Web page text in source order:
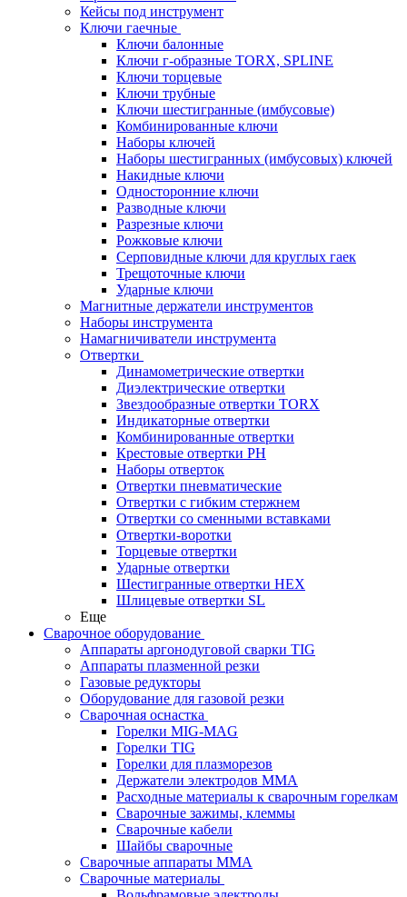
Кейсы под инструмент
Ключи гаечные
Ключи балонные
Ключи г-образные TORX, SPLINE
Ключи торцевые
Ключи трубные
Ключи шестигранные (имбусовые)
Комбинированные ключи
Наборы ключей
Наборы шестигранных (имбусовых) ключей
Накидные ключи
Односторонние ключи
Разводные ключи
Разрезные ключи
Рожковые ключи
Серповидные ключи для круглых гаек
Трещоточные ключи
Ударные ключи
Магнитные держатели инструментов
Наборы инструмента
Намагничиватели инструмента
Отвертки
Динамометрические отвертки
Диэлектрические отвертки
Звездообразные отвертки TORX
Индикаторные отвертки
Комбинированные отвертки
Крестовые отвертки PH
Наборы отверток
Отвертки пневматические
Отвертки с гибким стержнем
Отвертки со сменными вставками
Отвертки-воротки
Торцевые отвертки
Ударные отвертки
Шестигранные отвертки HEX
Шлицевые отвертки SL
Еще
Сварочное оборудование
Аппараты аргонодуговой сварки TIG
Аппараты плазменной резки
Газовые редукторы
Оборудование для газовой резки
Сварочная оснастка
Горелки MIG-MAG
Горелки TIG
Горелки для плазморезов
Держатели электродов ММА
Расходные материалы к сварочным горелкам
Сварочные зажимы, клеммы
Сварочные кабели
Шайбы сварочные
Сварочные аппараты MMA
Сварочные материалы